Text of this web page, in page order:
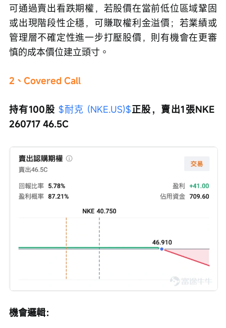
可通過賣出看跌期權，若股價在當前低位區域鞏固
或出現階段性企穩，可賺取權利金溢價；若業績或
管理層不確定性進一步打壓股價，則有機會在更審
慎的成本價位建立頭寸。
2、Covered Call
持有100股 $耐克 (NKE.US)$正股，賣出1張NKE
260717 46.5C
機會邏輯：